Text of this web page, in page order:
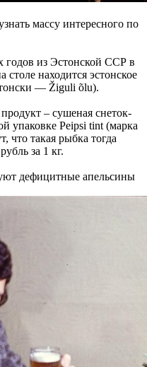
массу интересного по
годов из Эстонской ССР в
находится эстонское
— Žiguli õlu).
– сушеная снеток-
упаковке Peipsi tint (марка
что такая рыбка тогда
за 1 кг.
дефицитные апельсины